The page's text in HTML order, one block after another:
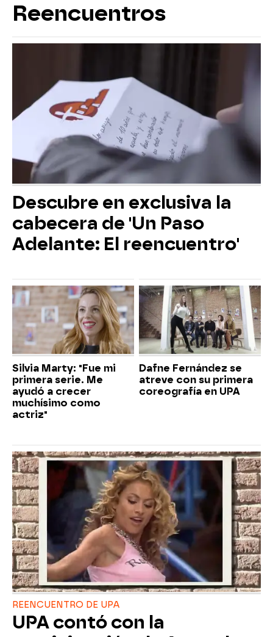
Reencuentros
Descubre en exclusiva la
cabecera de 'Un Paso
Adelante: El reencuentro'
Silvia Marty: "Fue mi
primera serie. Me
ayudó a crecer
muchísimo como
actriz"
Dafne Fernández se
atreve con su primera
coreografía en UPA
REENCUENTRO DE UPA
UPA contó con la